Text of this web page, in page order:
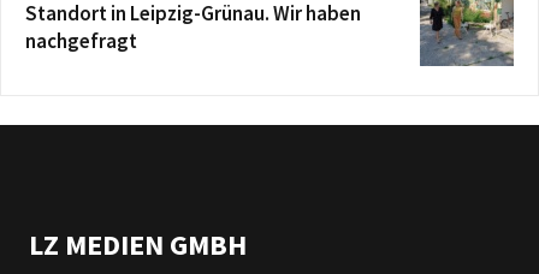
Standort in Leipzig-Grünau. Wir haben
nachgefragt
LZ MEDIEN GMBH